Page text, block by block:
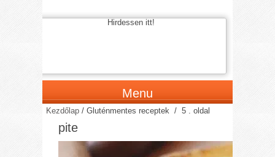
Hirdessen itt!
Menu
Kezdőlap /Gluténmentes receptek / 5 . oldal
pite